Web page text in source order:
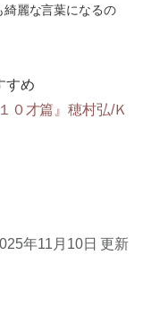
綺麗な言葉になるの
すめ
０才篇』穂村弘/Ｋ
年11月10日 更新